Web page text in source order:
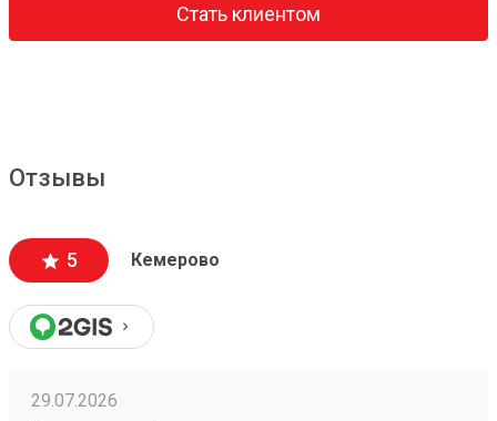
Стать клиентом
Отзывы
5 Кемерово
29.07.2026